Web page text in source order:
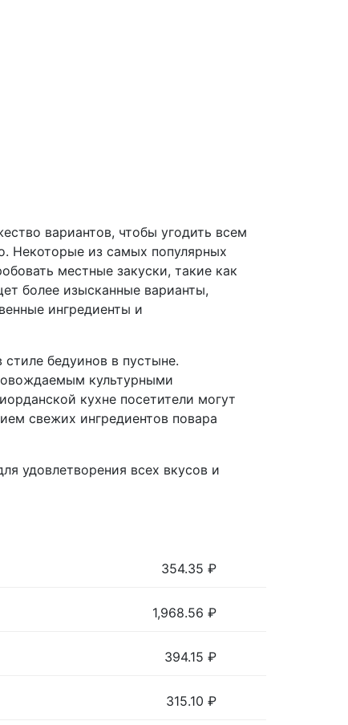
вариантов, чтобы угодить всем
Некоторые из самых популярных
местные закуски, такие как
более изысканные варианты,
ингредиенты и
бедуинов в пустыне.
культурными
кухне посетители могут
свежих ингредиентов повара
удовлетворения всех вкусов и
354.35 ₽
1,968.56 ₽
394.15 ₽
315.10 ₽